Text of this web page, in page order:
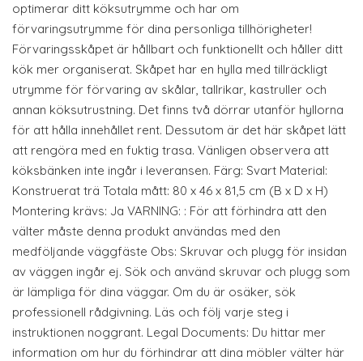
optimerar ditt köksutrymme och har om
förvaringsutrymme för dina personliga tillhörigheter!
Förvaringsskåpet är hållbart och funktionellt och håller ditt
kök mer organiserat. Skåpet har en hylla med tillräckligt
utrymme för förvaring av skålar, tallrikar, kastruller och
annan köksutrustning. Det finns två dörrar utanför hyllorna
för att hålla innehållet rent. Dessutom är det här skåpet lätt
att rengöra med en fuktig trasa. Vänligen observera att
köksbänken inte ingår i leveransen. Färg: Svart Material:
Konstruerat trä Totala mått: 80 x 46 x 81,5 cm (B x D x H)
Montering krävs: Ja VARNING: : För att förhindra att den
välter måste denna produkt användas med den
medföljande väggfäste Obs: Skruvar och plugg för insidan
av väggen ingår ej. Sök och använd skruvar och plugg som
är lämpliga för dina väggar. Om du är osäker, sök
professionell rådgivning. Läs och följ varje steg i
instruktionen noggrant. Legal Documents: Du hittar mer
information om hur du förhindrar att dina möbler välter här